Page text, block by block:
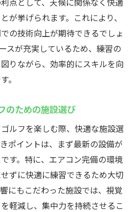
が挙げられます。これにより、
の技術向上が期待できるでしょ
スが充実しているため、練習の
りながら、効率的にスキルを向
。
のための施設選び
ルフを楽しむ際、快適な施設選
ポイントは、まず最新の設備が
す。特に、エアコン完備の環境
ずに快適に練習できるため大切
にもこだわった施設では、視覚
軽減し、集中力を持続させるこ